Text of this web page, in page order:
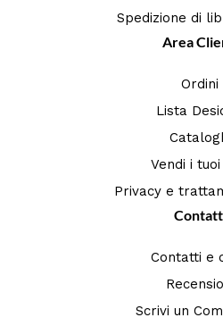
Spedizione di
Area
Ordini
Lista
Vendi i
Privacy e
Contatti e
Scrivi un